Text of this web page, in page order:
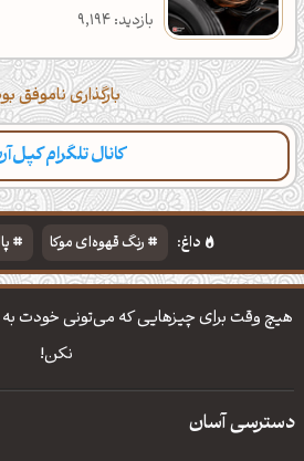
بازدید: 9,194
بارگذاری ناموفق
کانال تلگرام
داغ: رنگ قهوه‌ای موکا
دانلود والپیپر مذهبی
هیچ وقت برای چیزهایی که می‌تونی خودت
نکن!
دسترسی آسان